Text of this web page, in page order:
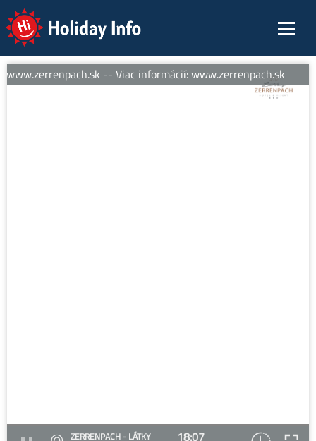
Holiday Info
-- Viac informácií: www.zerrenpach.sk
ZERRENPACH - LÁTKY
18:07